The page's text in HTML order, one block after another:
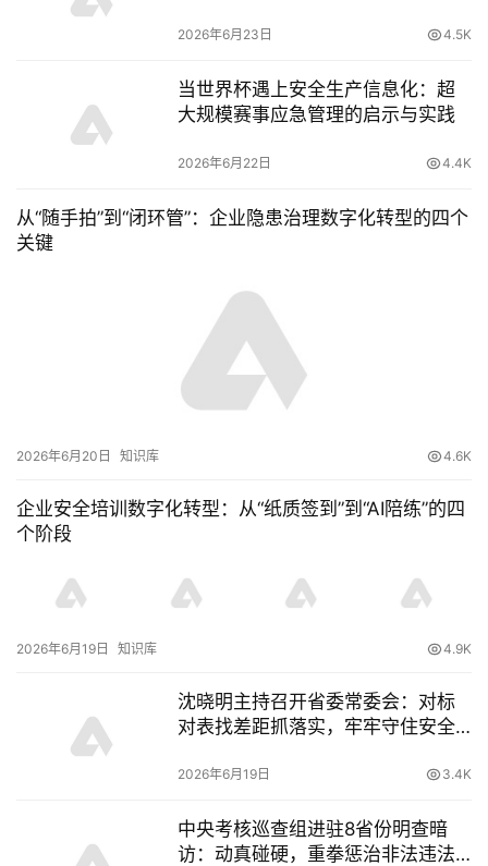
2026年6月23日 4.5K
当世界杯遇上安全生产信息化：超
大规模赛事应急管理的启示与实践
2026年6月22日 4.4K
从“随手拍”到“闭环管”：企业隐患治理数字化转型的四个
关键
2026年6月20日 知识库 4.6K
企业安全培训数字化转型：从“纸质签到”到“AI陪练”的四
个阶段
2026年6月19日 知识库 4.9K
沈晓明主持召开省委常委会：对标
对表找差距抓落实，牢牢守住安全
2026年6月19日 3.4K
中央考核巡查组进驻8省份明查暗
访：动真碰硬，重拳惩治非法违法